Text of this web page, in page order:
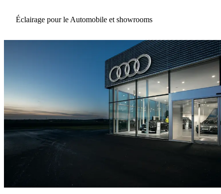
Éclairage pour le Automobile et showrooms